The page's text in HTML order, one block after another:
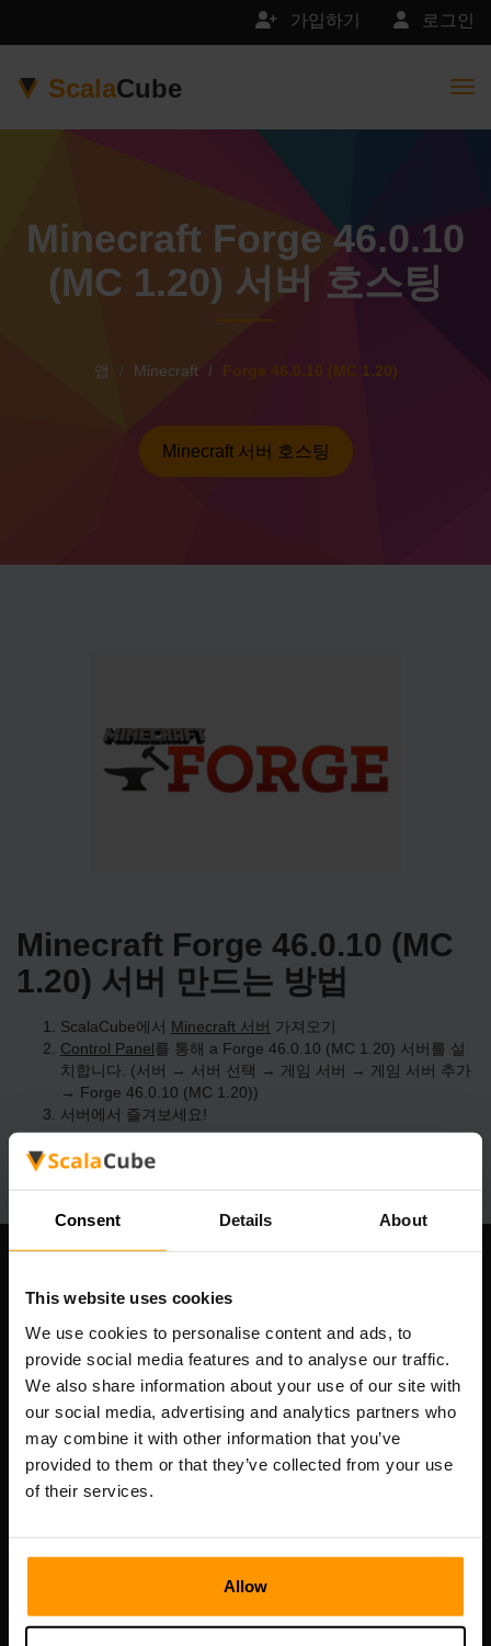
Consent Details About
This website uses cookies
We use cookies to personalise content and ads, to
provide social media features and to analyse our traffic.
We also share information about your use of our site with
our social media, advertising and analytics partners who
may combine it with other information that you’ve
provided to them or that they’ve collected from your use
of their services.
Allow
로그인
가입하기
ScalaCube
Minecraft Forge 46.0.10
(MC 1.20) 서버 호스팅
앱 Minecraft Forge 46.0.10 (MC 1.20)
Minecraft 서버 호스팅
Minecraft Forge 46.0.10 (MC
1.20) 서버 만드는 방법
ScalaCube에서 Minecraft 서버 가져오기
Control Panel를 통해 a Forge 46.0.10 (MC 1.20) 서버를 설
치합니다. (서버 → 서버 선택 → 게임 서버 → 게임 서버 추가
→ Forge 46.0.10 (MC 1.20))
서버에서 즐겨보세요!
Scalable Hosting Solutions OÜ
등록 코드: 14652605
VAT 번호: EE102133820
주소: Harju maakond, Tallinn, Kesklinna linnaosa,
Vesivärava tn 50-201, 10152
빠른 탐색